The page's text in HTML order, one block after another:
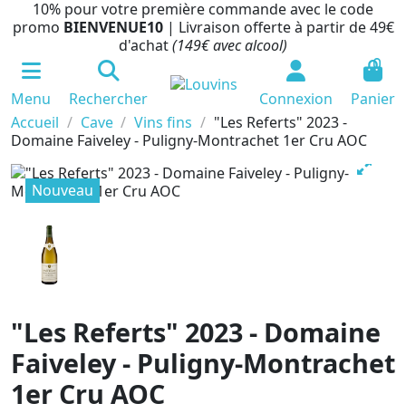
10% pour votre première commande avec le code
promo BIENVENUE10 | Livraison offerte à partir de 49€
d'achat(149€ avec alcool)
Menu Rechercher Connexion
0
Panier
Accueil
Cave Vins fins
"Les Referts" 2023 -
Domaine Faiveley - Puligny-Montrachet 1er Cru AOC
Nouveau
"Les Referts" 2023 - Domaine
Faiveley - Puligny-Montrachet
1er Cru AOC